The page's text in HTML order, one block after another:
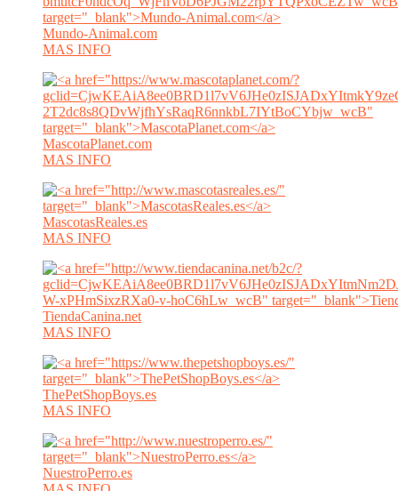
Mundo-Animal.com
MAS INFO
MascotaPlanet.com
MAS INFO
MascotasReales.es
MAS INFO
TiendaCanina.net
MAS INFO
ThePetShopBoys.es
MAS INFO
NuestroPerro.es